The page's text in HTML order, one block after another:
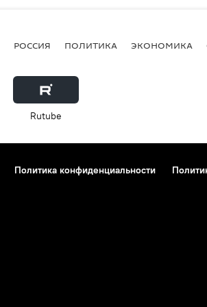
РОССИЯ ПОЛИТИКА ЭКОНОМИКА
Rutube
Политика конфиденциальности